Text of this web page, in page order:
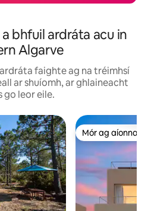
bhfuil ardráta acu in
Algarve
faighte ag na tréimhsí
ar shuíomh, ar ghlaineacht
go leor eile.
Mór ag aíonna
Mór ag aíonna